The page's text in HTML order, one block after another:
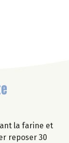
la farine et
reposer 30